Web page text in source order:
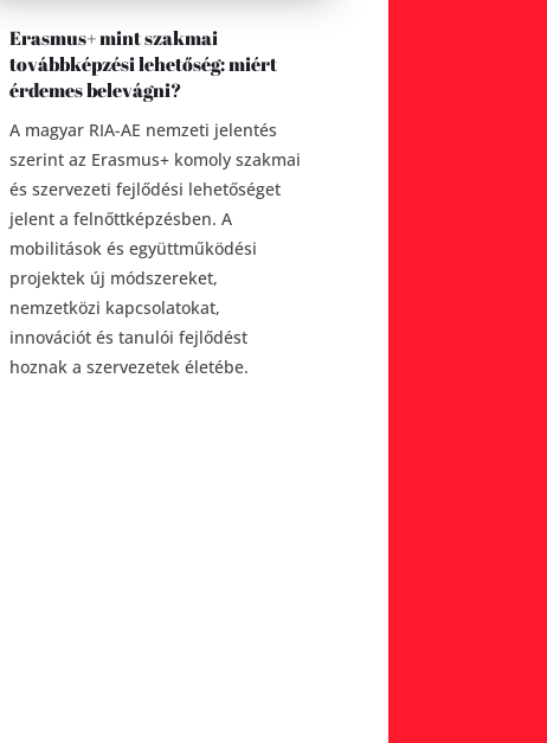
Erasmus+ mint szakmai
továbbképzési lehetőség: miért
érdemes belevágni?
A magyar RIA-AE nemzeti jelentés
szerint az Erasmus+ komoly szakmai
és szervezeti fejlődési lehetőséget
jelent a felnőttképzésben. A
mobilitások és együttműködési
projektek új módszereket,
nemzetközi kapcsolatokat,
innovációt és tanulói fejlődést
hoznak a szervezetek életébe.